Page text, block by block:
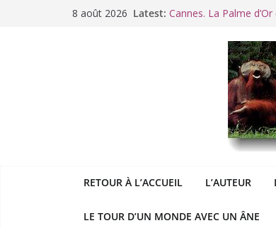
8 août 2026 Latest: Cannes. La Palme
Racisme. Moi, Picard-
George : «
Le patriarcat », bouc
RETOUR À L’ACCUEIL L’AUTEUR
LE TOUR D’UN MONDE AVEC UN ÂNE